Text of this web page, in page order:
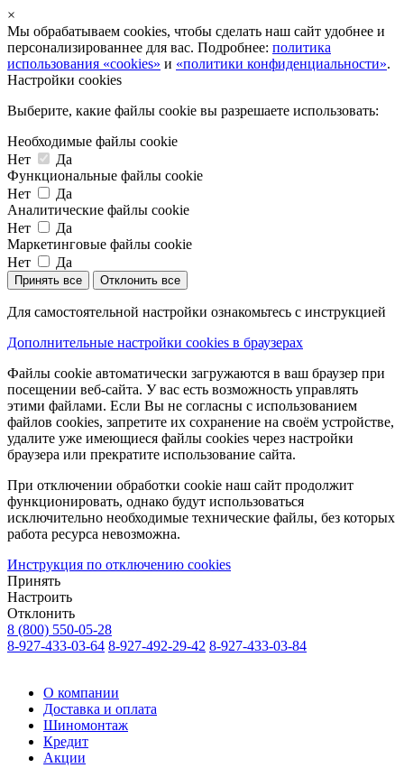
×
Мы обрабатываем cookies, чтобы сделать наш сайт удобнее и
персонализированнее для вас. Подробнее: политика
использования «cookies» и «политики конфиденциальности».
Настройки cookies
Выберите, какие файлы cookie вы разрешаете использовать:
Необходимые файлы cookie
Нет
Да
Функциональные файлы cookie
Нет
Да
Аналитические файлы cookie
Нет
Да
Маркетинговые файлы cookie
Нет
Да
Принять все Отклонить все
Для самостоятельной настройки ознакомьтесь с инструкцией
Дополнительные настройки cookies в браузерах
Файлы cookie автоматически загружаются в ваш браузер при
посещении веб-сайта. У вас есть возможность управлять
этими файлами. Если Вы не согласны с использованием
файлов cookies, запретите их сохранение на своём устройстве,
удалите уже имеющиеся файлы cookies через настройки
браузера или прекратите использование сайта.
При отключении обработки cookie наш сайт продолжит
функционировать, однако будут использоваться
исключительно необходимые технические файлы, без которых
работа ресурса невозможна.
Инструкция по отключению cookies
Принять
Настроить
Отклонить
8 (800) 550-05-28
8-927-433-03-64 8-927-492-29-42 8-927-433-03-84
О компании
Доставка и оплата
Шиномонтаж
Кредит
Акции